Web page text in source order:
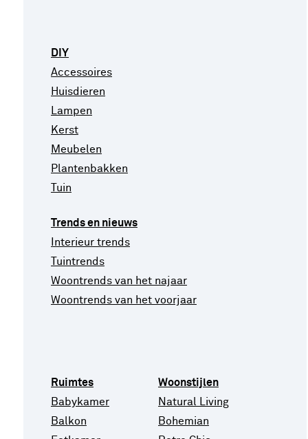
DIY
Accessoires
Huisdieren
Lampen
Kerst
Meubelen
Plantenbakken
Tuin
Trends en nieuws
Interieur trends
Tuintrends
Woontrends van het najaar
Woontrends van het voorjaar
Ruimtes
Babykamer
Balkon
Woonstijlen
Natural Living
Bohemian